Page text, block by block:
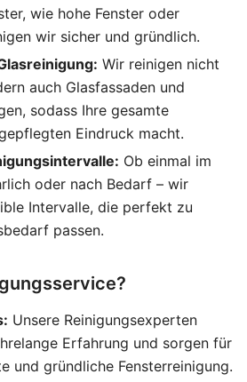
wie hohe Fenster oder
wir sicher und gründlich.
Wir reinigen nicht
auch Glasfassaden und
sodass Ihre gesamte
Eindruck macht.
Ob einmal im
oder nach Bedarf – wir
Intervalle, die perfekt zu
passen.
Unsere Reinigungsexperten
Erfahrung und sorgen für
und gründliche Fensterreinigung.